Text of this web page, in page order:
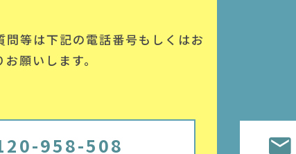
問等は下記の電話番号もしくはお
願いします。
958-508